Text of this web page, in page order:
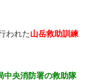
われた山岳救助訓練
中央消防署の救助隊